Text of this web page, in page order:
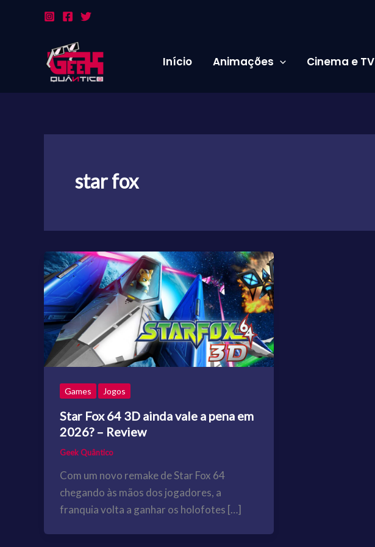
Início Animações Cinema e TV
star fox
Games Jogos
Star Fox 64 3D ainda vale a pena em
2026? – Review
Geek Quântico
Com um novo remake de Star Fox 64
chegando às mãos dos jogadores, a
franquia volta a ganhar os holofotes […]